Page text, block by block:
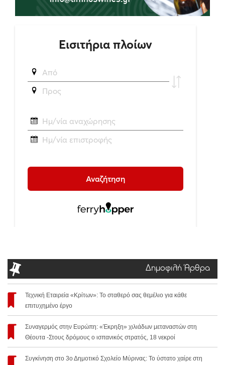
Δημοφιλή Άρθρα
Τεχνική Εταιρεία «Κρίτων»: Το σταθερό σας θεμέλιο για κάθε
επιτυχημένο έργο
Συναγερμός στην Ευρώπη: «Έκρηξη» χιλιάδων μεταναστών στη
Θέουτα -Στους δρόμους ο ισπανικός στρατός, 18 νεκροί
Συγκίνηση στο 3ο Δημοτικό Σχολείο Μύρινας: Το ύστατο χαίρε στη